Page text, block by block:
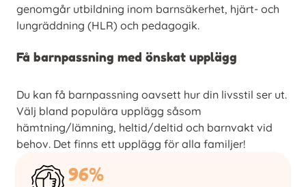
genomgår utbildning inom barnsäkerhet, hjärt- och
lungräddning (HLR) och pedagogik.
Få barnpassning med önskat upplägg
Du kan få barnpassning oavsett hur din livsstil ser ut.
Välj bland populära upplägg såsom
hämtning/lämning, heltid/deltid och barnvakt vid
behov. Det finns ett upplägg för alla familjer!
96%